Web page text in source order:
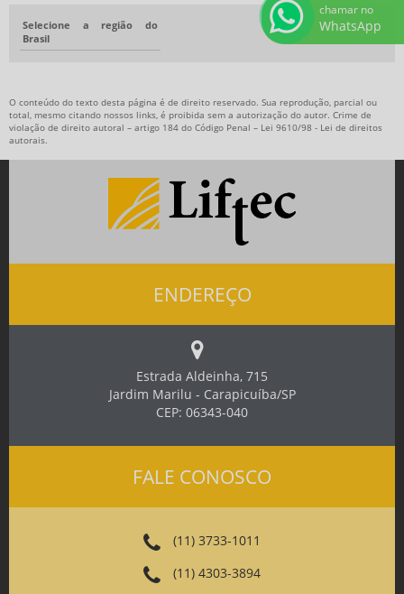
Selecione a região do
Brasil
O conteúdo do texto desta página é de direito reservado. Sua reprodução, parcial ou
total, mesmo citando nossos links, é proibida sem a autorização do autor. Crime de
violação de direito autoral – artigo 184 do Código Penal – Lei 9610/98 - Lei de direitos
autorais.
ENDEREÇO
FALE CONOSCO
Estrada Aldeinha, 715
Jardim Marilu - Carapicuíba/SP
CEP: 06343-040
(11) 3733-1011
(11) 4303-3894
chamar no
WhatsApp